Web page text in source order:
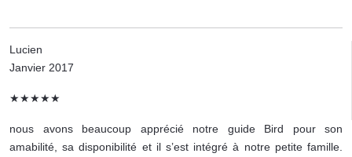
Lucien
Janvier 2017
★★★★★
nous avons beaucoup apprécié notre guide Bird pour son
amabilité, sa disponibilité et il s’est intégré à notre petite famille.